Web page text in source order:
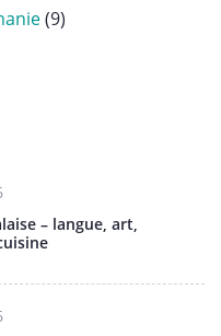
(9)
– langue, art,